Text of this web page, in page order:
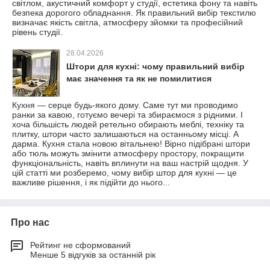
світлом, акустичний комфорт у студії, естетика фону та навіть
безпека дорогого обладнання. Як правильний вибір текстилю
визначає якість світла, атмосферу зйомки та професійний
рівень студії.
28.04.2026
Штори для кухні: чому правильний вибір
має значення та як не помилитися
Кухня — серце будь-якого дому. Саме тут ми проводимо
ранки за кавою, готуємо вечері та збираємося з рідними. І
хоча більшість людей ретельно обирають меблі, техніку та
плитку, штори часто залишаються на останньому місці. А
дарма. Кухня стала новою вітальнею! Вірно підібрані штори
або тюль можуть змінити атмосферу простору, покращити
функціональність, навіть вплинути на ваш настрій щодня. У
цій статті ми розберемо, чому вибір штор для кухні — це
важливе рішення, і як підійти до нього...
Про нас
Рейтинг не сформований
Менше 5 відгуків за останній рік